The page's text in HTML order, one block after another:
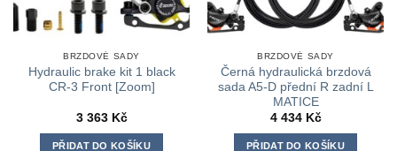
BRZDOVÉ SADY
Hydraulic brake kit 1 black
CR-3 Front [Zoom]
3 363 Kč
PŘIDAT DO KOŠÍKU
BRZDOVÉ SADY
Černá hydraulická brzdová
sada A5-D přední R zadní L
MATICE
4 434 Kč
PŘIDAT DO KOŠÍKU